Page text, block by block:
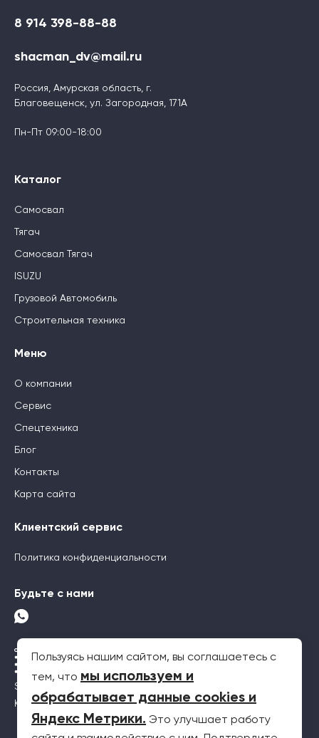
8 914 398-88-88
shacman_dv@mail.ru
Россия, Амурская область, г.
Благовещенск, ул. Загородная, 171А
Пн-Пт 09:00-18:00
Каталог
Самосвал
Тягач
Самосвал Тягач
ISUZU
Грузовой Автомобиль
Строительная техника
Меню
О компании
Сервис
Спецтехника
Блог
Контакты
Карта сайта
Клиентский сервис
Политика конфиденциальности
Будьте с нами
SEO-продвижение
Контекстная реклама
Пользуясь нашим сайтом, вы соглашаетесь с
тем, что мы используем и
обрабатывает данные cookies и
Яндекс Метрики. Это улучшает работу